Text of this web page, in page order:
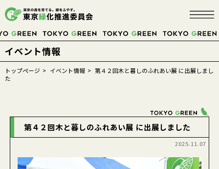
TOKYOにこそ、
募金する
イベント情報
トップページ イベント情報
第４２回木と暮しのふれあい展 に出展しまし
た
第４２回木と暮しのふれあい展 に出展しました
2025.11.07